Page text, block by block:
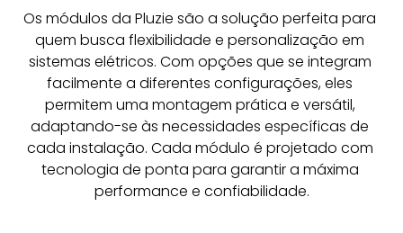
Os módulos da Pluzie são a solução perfeita para
quem busca flexibilidade e personalização em
sistemas elétricos. Com opções que se integram
facilmente a diferentes configurações, eles
permitem uma montagem prática e versátil,
adaptando-se às necessidades específicas de
cada instalação. Cada módulo é projetado com
tecnologia de ponta para garantir a máxima
performance e confiabilidade.